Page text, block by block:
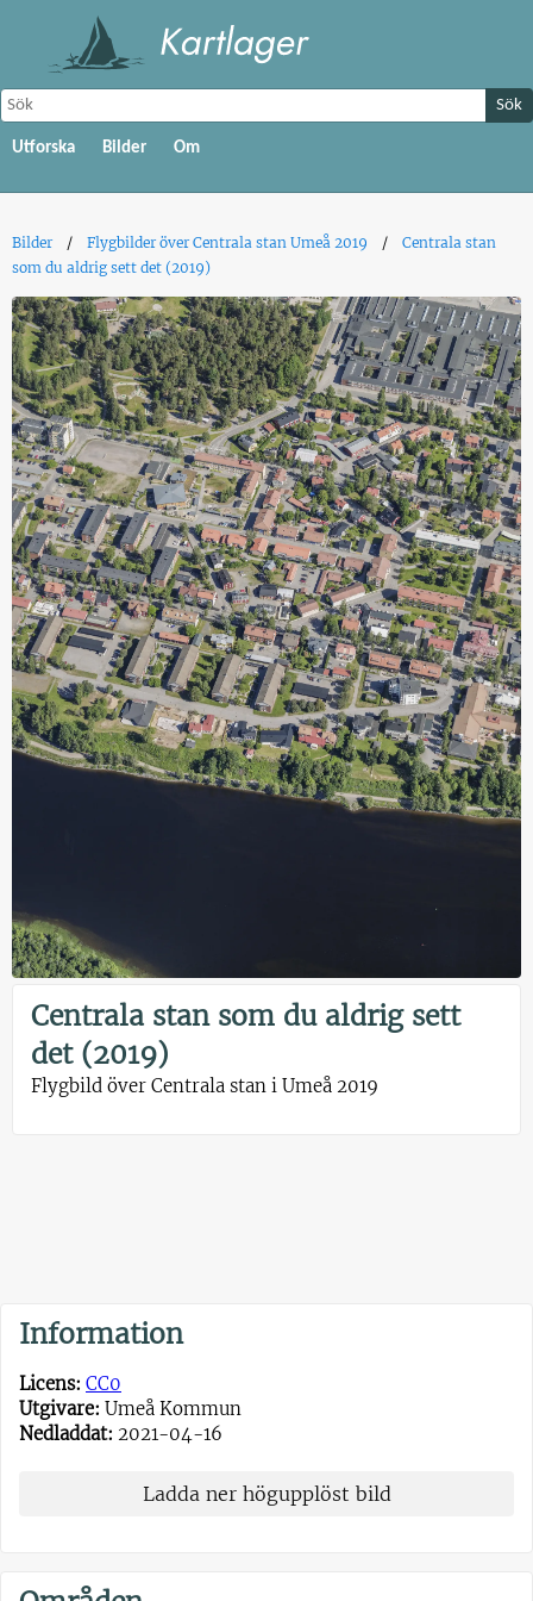
Sök
Utforska Bilder Om
Bilder Flygbilder över Centrala stan Umeå 2019
Centrala stan
som du aldrig sett det (2019)
Centrala stan som du aldrig sett
det (2019)
Flygbild över Centrala stan i Umeå 2019
Information
Licens: CC0
Utgivare: Umeå Kommun
Nedladdat: 2021-04-16
Ladda ner högupplöst bild